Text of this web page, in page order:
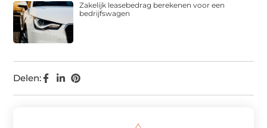
Delen:
Zakelijk leasebedrag berekenen voor een
bedrijfswagen